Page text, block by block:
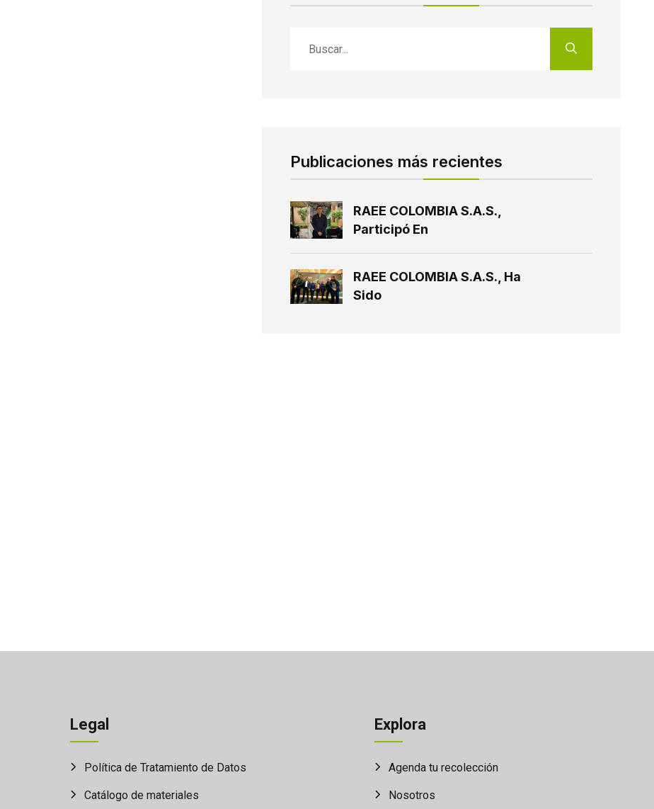
Publicaciones más recientes
RAEE COLOMBIA S.A.S.,
Participó En
RAEE COLOMBIA S.A.S., Ha
Sido
Legal
Política de Tratamiento de Datos
Catálogo de materiales
Explora
Agenda tu recolección
Nosotros